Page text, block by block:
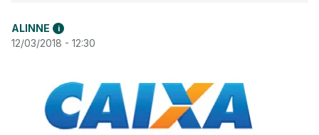
ALINNE i
12/03/2018 - 12:30